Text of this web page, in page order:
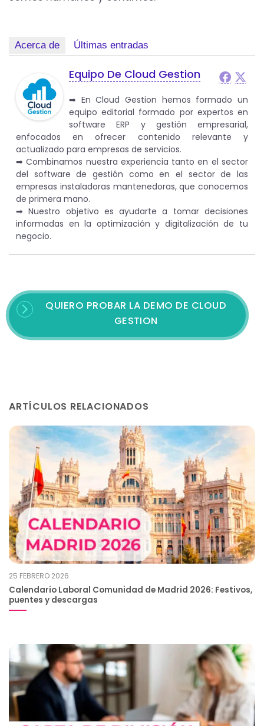
Acerca de Últimas entradas
Equipo De Cloud Gestion
➡︎ En Cloud Gestion hemos formado un
equipo editorial formado por expertos en
software ERP y gestión empresarial,
enfocados en ofrecer contenido relevante y
actualizado para empresas de servicios.
➡︎ Combinamos nuestra experiencia tanto en el sector
del software de gestión como en el sector de las
empresas instaladoras mantenedoras, que conocemos
de primera mano.
➡︎ Nuestro objetivo es ayudarte a tomar decisiones
informadas en la optimización y digitalización de tu
negocio.
QUIERO PROBAR LA DEMO DE CLOUD
GESTION
ARTÍCULOS RELACIONADOS
25 FEBRERO 2026
Calendario Laboral Comunidad de Madrid 2026: Festivos,
puentes y descargas